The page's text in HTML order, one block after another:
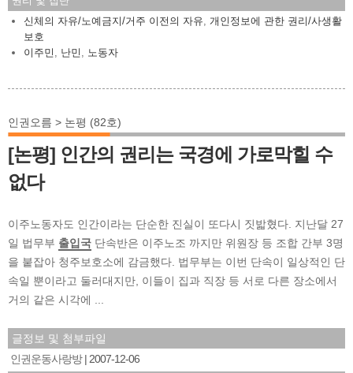
신체의 자유/노예금지/거주 이전의 자유
개인정보에 관한 권리/사생활
보호
이주민
난민 노동자
인권오름 > 논평 (82호)
[논평] 인간의 권리는 국경에 가로막힐 수
없다
이주노동자도 인간이라는 단순한 진실이 또다시 짓밟혔다. 지난달 27
일 법무부 출입국 단속반은 이주노조 까지만 위원장 등 조합 간부 3명
을 붙잡아 청주보호소에 감금했다. 법무부는 이번 단속이 일상적인 단
속일 뿐이라고 둘러대지만, 이들이 집과 직장 등 서로 다른 장소에서
거의 같은 시각에 ...
글정보 및 첨부파일
인권운동사랑방
2007-12-06